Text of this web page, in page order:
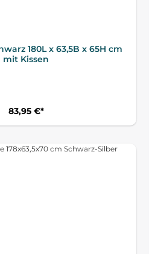
180L x 63,5B x 65H cm
mit Kissen
83,95 €*